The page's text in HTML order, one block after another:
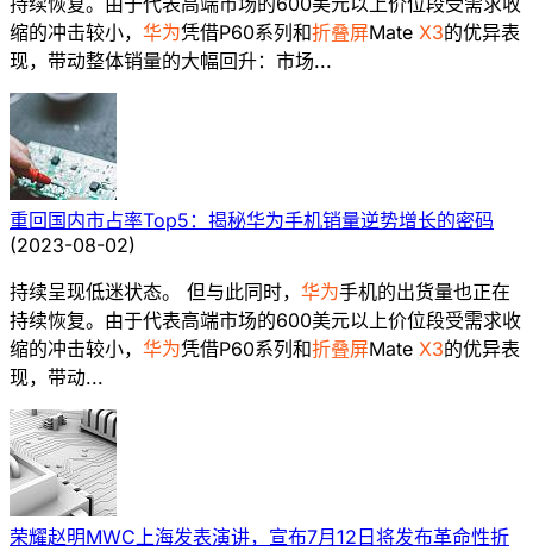
缩的冲击较小， 华为凭借P60系列和折叠屏Mate X3的优异表
现，带动整体销量的大幅回升：市场...
重回国内市占率Top5：揭秘华为手机销量逆势增长的密码
(2023-08-02)
持续呈现低迷状态。 但与此同时， 华为手机的出货量也正在
持续恢复。由于代表高端市场的600美元以上价位段受需求收
缩的冲击较小， 华为凭借P60系列和折叠屏Mate X3的优异表
现，带动...
荣耀赵明MWC上海发表演讲，宣布7月12日将发布革命性折